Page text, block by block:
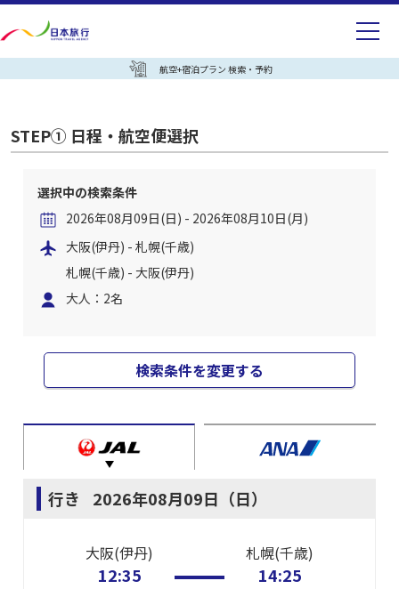
航空+宿泊プラン 検索・予約
STEP① 日程・航空便選択
選択中の検索条件
2026年08月09日(日) - 2026年08月10日(月)
大阪(伊丹) - 札幌(千歳)
札幌(千歳) - 大阪(伊丹)
大人：2名
検索条件を変更する
行き 2026年08月09日（日）
大阪(伊丹)
12:35
札幌(千歳)
14:25